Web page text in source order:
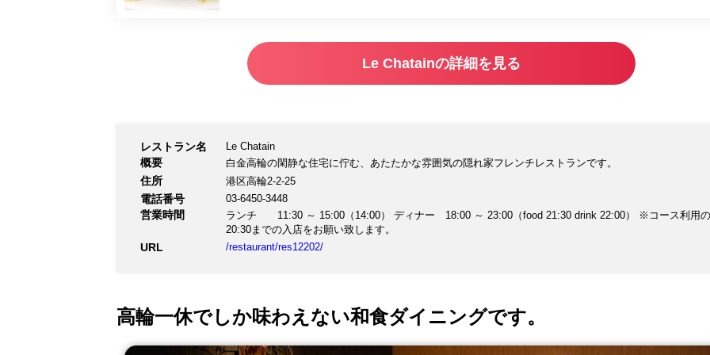
Le Chatainの詳細を見る
レストラン名 Le Chatain
概要 白金高輪の閑静な住宅に佇む、あたたかな雰囲気の隠れ家フレンチレストランです。
住所 港区高輪2-2-25
電話番号 03-6450-3448
営業時間
ランチ 11:30 ～ 15:00（14:00） ディナー 18:00 ～ 23:00（food 21:30 drink 22:00） ※コース利用
20:30までの入店をお願い致します。
URL /restaurant/res12202/
高輪一休でしか味わえない和食ダイニングです。